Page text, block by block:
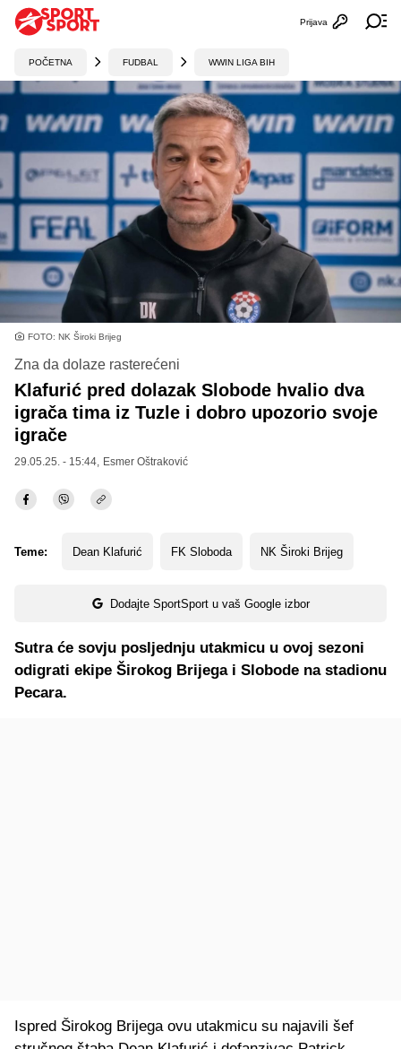
Otvori
Prijava
POČETNA FUDBAL WWIN LIGA BIH
FOTO: NK Široki Brijeg
Zna da dolaze rasterećeni
Klafurić pred dolazak Slobode hvalio dva
igrača tima iz Tuzle i dobro upozorio svoje
igrače
29.05.25. - 15:44, Esmer Oštraković
Teme: Dean Klafurić FK Sloboda NK Široki Brijeg
Dodajte SportSport u vaš Google izbor
Sutra će sovju posljednju utakmicu u ovoj sezoni
odigrati ekipe Širokog Brijega i Slobode na stadionu
Pecara.
Ispred Širokog Brijega ovu utakmicu su najavili šef